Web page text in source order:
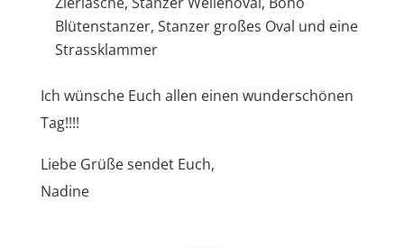
Blütenstanzer, Stanzer großes Oval und eine
Strassklammer
Ich wünsche Euch allen einen wunderschönen
Tag!!!!
Liebe Grüße sendet Euch,
Nadine